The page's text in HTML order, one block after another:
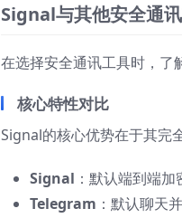
Signal与其他安全通
在选择安全通讯工具时，了
核心特性对比
Signal的核心优势在于其完
Signal ：默认端到端
Telegram ：默认聊天